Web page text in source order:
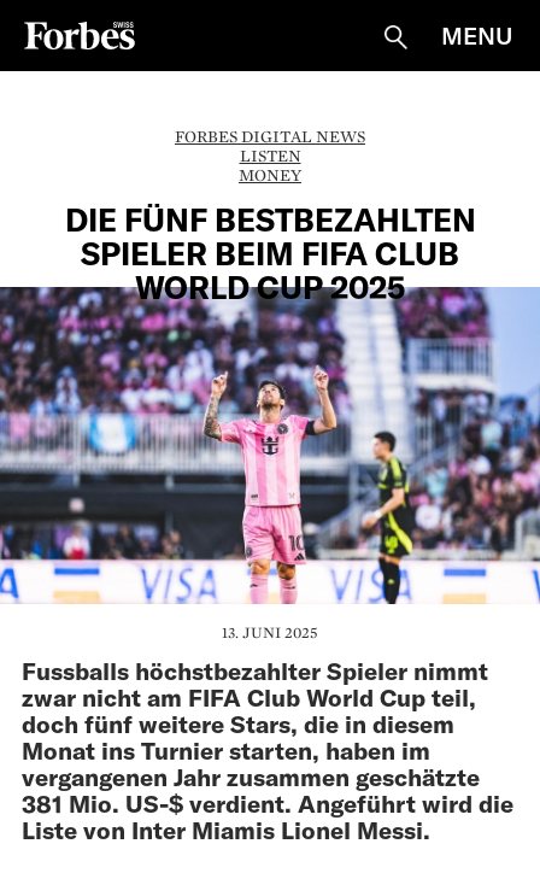
Suche
MENU
FORBES DIGITAL NEWS
LISTEN
MONEY
DIE FÜNF BESTBEZAHLTEN
SPIELER BEIM FIFA CLUB
WORLD CUP 2025
13. JUNI 2025
Fussballs höchstbezahlter Spieler nimmt
zwar nicht am FIFA Club World Cup teil,
doch fünf weitere Stars, die in diesem
Monat ins Turnier starten, haben im
vergangenen Jahr zusammen geschätzte
381 Mio. US-$ verdient. Angeführt wird die
Liste von Inter Miamis Lionel Messi.